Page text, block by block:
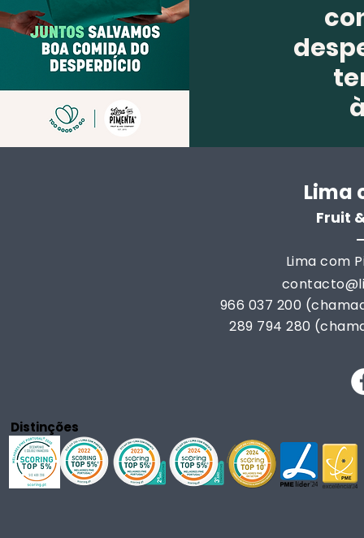
Lima
Fruit
Lima com
966 037 200
289 794 280
Distinções